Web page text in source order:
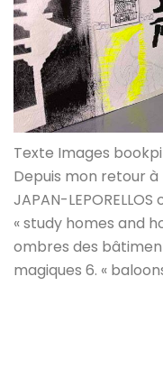
Texte Images
Depuis mon retour à
JAPAN-
« study homes and
ombres des
magiques 6. «